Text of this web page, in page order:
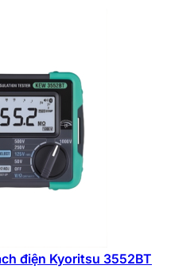
điện Kyoritsu 3552BT